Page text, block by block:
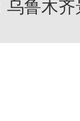
乌鲁木